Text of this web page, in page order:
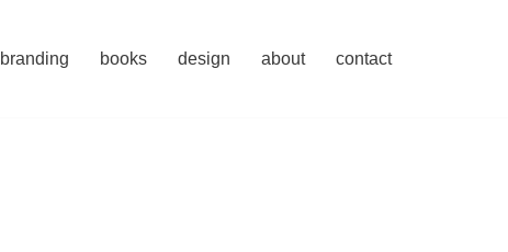
branding books design about contact